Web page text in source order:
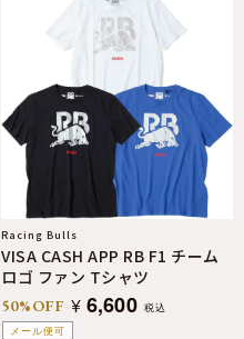
メール便可
Racing Bulls
VISA CASH APP RB F1 チーム
ロゴ ファン Tシャツ
50%OFF ¥ 6,600 税込